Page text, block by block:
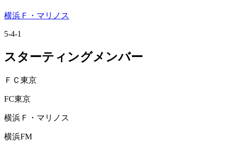
横浜Ｆ・マリノス
5-4-1
スターティングメンバー
ＦＣ東京
FC東京
横浜Ｆ・マリノス
横浜FM